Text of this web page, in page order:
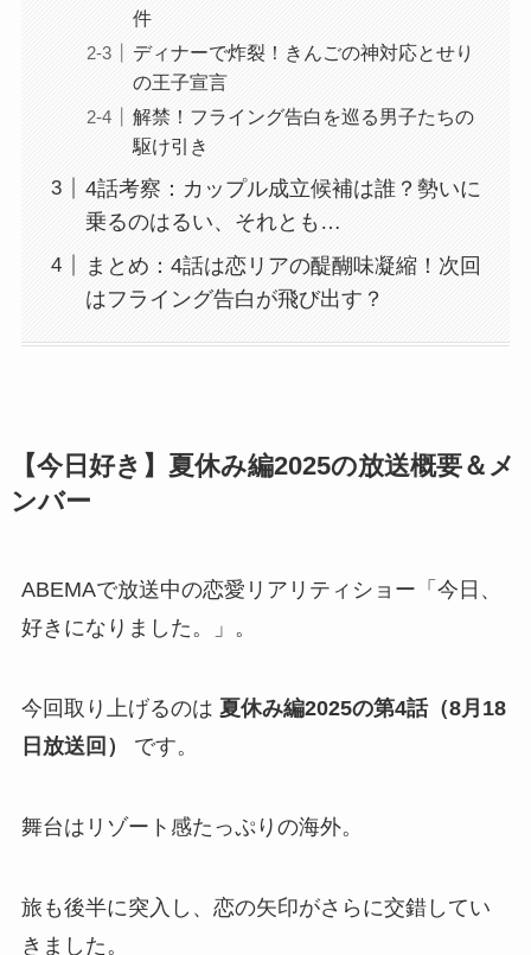
件
ディナーで炸裂！きんごの神対応とせり
の王子宣言
解禁！フライング告白を巡る男子たちの
駆け引き
4話考察：カップル成立候補は誰？勢いに
乗るのはるい、それとも…
まとめ：4話は恋リアの醍醐味凝縮！次回
はフライング告白が飛び出す？
【今日好き】夏休み編2025の放送概要＆メ
ンバー
ABEMAで放送中の恋愛リアリティショー「今日、
好きになりました。」。
今回取り上げるのは 夏休み編2025の第4話（8月18
日放送回）
です。
舞台はリゾート感たっぷりの海外。
旅も後半に突入し、恋の矢印がさらに交錯してい
きました。